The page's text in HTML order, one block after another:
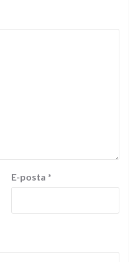
E-posta *